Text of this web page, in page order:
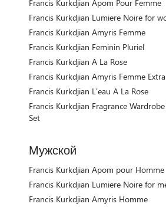
Francis Kurkdjian Apom Pour Femme
Francis Kurkdjian Lumiere Noire for
Francis Kurkdjian Amyris Femme
Francis Kurkdjian Feminin Pluriel
Francis Kurkdjian A La Rose
Francis Kurkdjian Amyris Femme
Francis Kurkdjian L'eau A La Rose
Francis Kurkdjian Fragrance
Set
Мужской
Francis Kurkdjian Apom pour Homme
Francis Kurkdjian Lumiere Noire for
Francis Kurkdjian Amyris Homme